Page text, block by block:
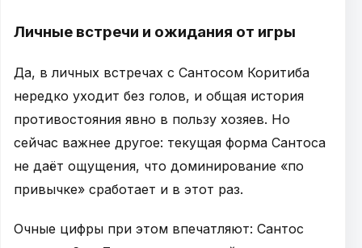
Личные встречи и ожидания от игры
Да, в личных встречах с Сантосом Коритиба
нередко уходит без голов, и общая история
противостояния явно в пользу хозяев. Но
сейчас важнее другое: текущая форма Сантоса
не даёт ощущения, что доминирование «по
привычке» сработает и в этот раз.
Очные цифры при этом впечатляют: Сантос